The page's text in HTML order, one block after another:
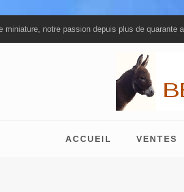
miniature, notre passion depuis plus de quarante
ACCUEIL VENTES